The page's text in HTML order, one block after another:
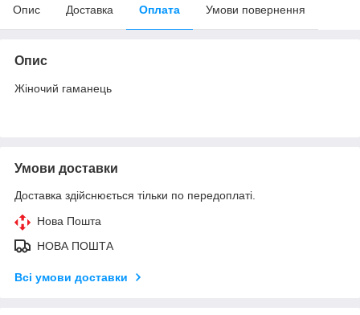
Опис Доставка Оплата Умови повернення
Опис
Жіночий гаманець
Умови доставки
Доставка здійснюється тільки по передоплаті.
Нова Пошта
НОВА ПОШТА
Всі умови доставки